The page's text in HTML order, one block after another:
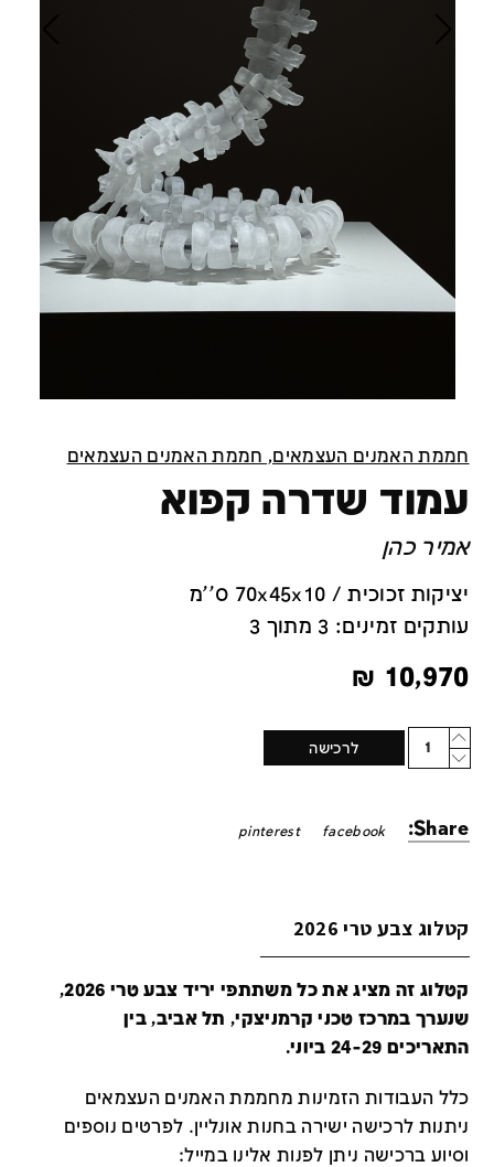
חממת האמנים העצמאים, חממת האמנים העצמאים
עמוד שדרה קפוא
אמיר כהן
יציקות זכוכית / 70x45x10 ס''מ
עותקים זמינים: 3 מתוך 3
10,970
₪
Quantity
לרכישה
Share:
facebook
pinterest
קטלוג צבע טרי 2026
קטלוג זה מציג את כל משתתפי יריד צבע טרי 2026,
שנערך במרכז טכני קרמניצקי, תל אביב, בין
התאריכים 24-29 ביוני.
כלל העבודות הזמינות מחממת האמנים העצמאים
ניתנות לרכישה ישירה בחנות אונליין. לפרטים נוספים
וסיוע ברכישה ניתן לפנות אלינו במייל: